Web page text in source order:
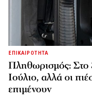
ΕΠΙΚΑΙΡΟΤΗΤΑ
Πληθωρισμός: Στο
Ιούλιο, αλλά οι
επιμένουν